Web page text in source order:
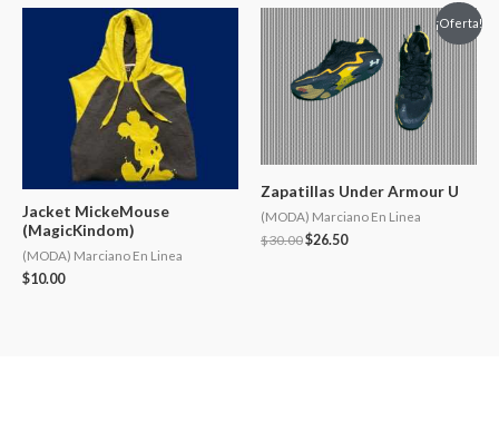
Jacket MickeMouse
(MagicKindom)
(MODA) Marciano En Linea
$10.00
¡Oferta!
Zapatillas Under Armour U
(MODA) Marciano En Linea
$30.00$26.50